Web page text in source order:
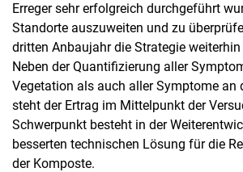
Erreger sehr erfolgreich durchgeführt
Standorte auszuweiten und zu
dritten Anbaujahr die Strategie
Neben der Quantifizierung aller
Vegetation als auch aller Symptome an
steht der Ertrag im Mittelpunkt der
Schwerpunkt besteht in der
besserten technischen Lösung für die
der Komposte.